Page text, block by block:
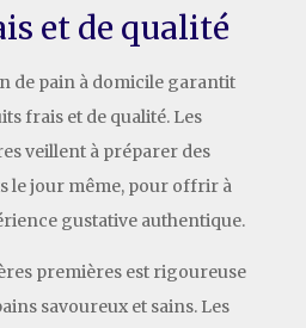
et de qualité
de pain à domicile garantit
frais et de qualité. Les
veillent à préparer des
le jour même, pour offrir à
gustative authentique.
premières est rigoureuse
savoureux et sains. Les